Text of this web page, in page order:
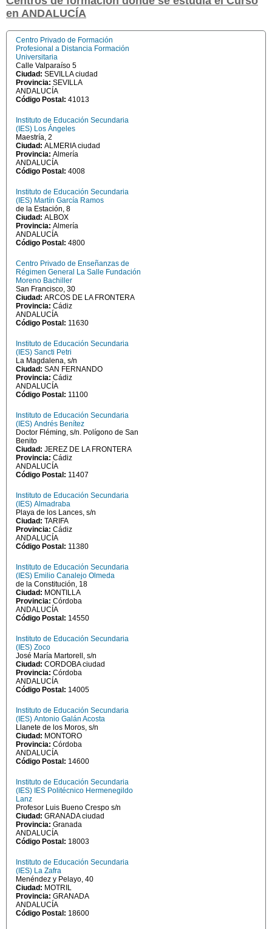
en ANDALUCÍA
Centro Privado de Formación
Profesional a Distancia Formación
Universitaria
Calle Valparaíso 5
Ciudad: SEVILLA ciudad
Provincia: SEVILLA
ANDALUCÍA
Código Postal: 41013
Instituto de Educación Secundaria
(IES) Los Ángeles
Maestría, 2
Ciudad: ALMERIA ciudad
Provincia: Almería
ANDALUCÍA
Código Postal: 4008
Instituto de Educación Secundaria
(IES) Martín García Ramos
de la Estación, 8
Ciudad: ALBOX
Provincia: Almería
ANDALUCÍA
Código Postal: 4800
Centro Privado de Enseñanzas de
Régimen General La Salle Fundación
Moreno Bachiller
San Francisco, 30
Ciudad: ARCOS DE LA FRONTERA
Provincia: Cádiz
ANDALUCÍA
Código Postal: 11630
Instituto de Educación Secundaria
(IES) Sancti Petri
La Magdalena, s/n
Ciudad: SAN FERNANDO
Provincia: Cádiz
ANDALUCÍA
Código Postal: 11100
Instituto de Educación Secundaria
(IES) Andrés Benítez
Doctor Fléming, s/n. Polígono de San
Benito
Ciudad: JEREZ DE LA FRONTERA
Provincia: Cádiz
ANDALUCÍA
Código Postal: 11407
Instituto de Educación Secundaria
(IES) Almadraba
Playa de los Lances, s/n
Ciudad: TARIFA
Provincia: Cádiz
ANDALUCÍA
Código Postal: 11380
Instituto de Educación Secundaria
(IES) Emilio Canalejo Olmeda
de la Constitución, 18
Ciudad: MONTILLA
Provincia: Córdoba
ANDALUCÍA
Código Postal: 14550
Instituto de Educación Secundaria
(IES) Zoco
José María Martorell, s/n
Ciudad: CORDOBA ciudad
Provincia: Córdoba
ANDALUCÍA
Código Postal: 14005
Instituto de Educación Secundaria
(IES) Antonio Galán Acosta
Llanete de los Moros, s/n
Ciudad: MONTORO
Provincia: Córdoba
ANDALUCÍA
Código Postal: 14600
Instituto de Educación Secundaria
(IES) IES Politécnico Hermenegildo
Lanz
Profesor Luis Bueno Crespo s/n
Ciudad: GRANADA ciudad
Provincia: Granada
ANDALUCÍA
Código Postal: 18003
Instituto de Educación Secundaria
(IES) La Zafra
Menéndez y Pelayo, 40
Ciudad: MOTRIL
Provincia: GRANADA
ANDALUCÍA
Código Postal: 18600